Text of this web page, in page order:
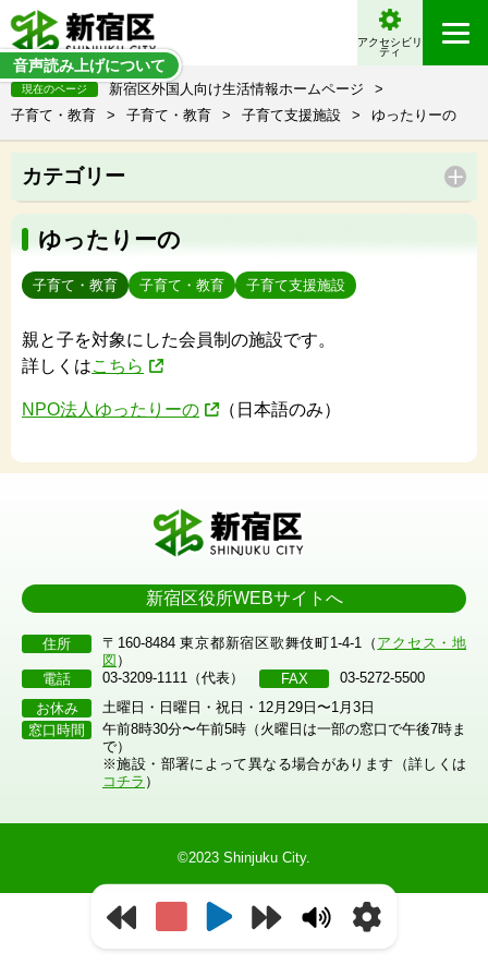
音声読み上げについて
アクセシビリ
ティ
現在のページ 新宿区外国人向け生活情報ホームページ
>
子育て・教育
> 子育て・教育 > 子育て支援施設 > ゆったりーの
カテゴリー
ゆったりーの
子育て・教育 子育て・教育 子育て支援施設
親と子を対象にした会員制の施設です。
詳しくはこちら
NPO法人ゆったりーの （日本語のみ）
新宿区役所WEBサイトへ
住所 〒160-8484 東京都新宿区歌舞伎町1-4-1（ アクセス・地
図 ）
電話
03-3209-1111（代表） FAX
03-5272-5500
お休み
土曜日・日曜日・祝日・12月29日〜1月3日
窓口時間
午前8時30分〜午前5時（火曜日は一部の窓口で午後7時ま
で）
※施設・部署によって異なる場合があります（詳しくは
コチラ ）
©2023 Shinjuku City.